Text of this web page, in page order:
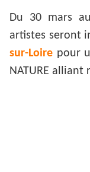
Du 30 mars
artistes seront
sur-Loire pour
NATURE alliant